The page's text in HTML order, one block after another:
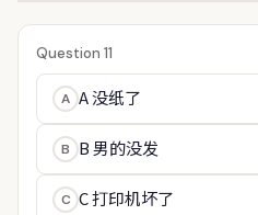
Question 11
A A 没纸了
B B 男的没发
C C 打印机坏了